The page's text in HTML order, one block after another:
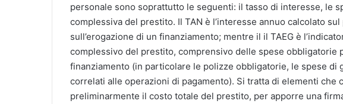
personale sono soprattutto le seguenti: il tasso di interesse, le
complessiva del prestito. Il TAN è l’interesse annuo calcolato
sull’erogazione di un finanziamento; mentre il il TAEG è
complessivo del prestito, comprensivo delle spese obbligatorie
finanziamento (in particolare le polizze obbligatorie, le spese di
correlati alle operazioni di pagamento). Si tratta di elementi che
preliminarmente il costo totale del prestito, per apporre una